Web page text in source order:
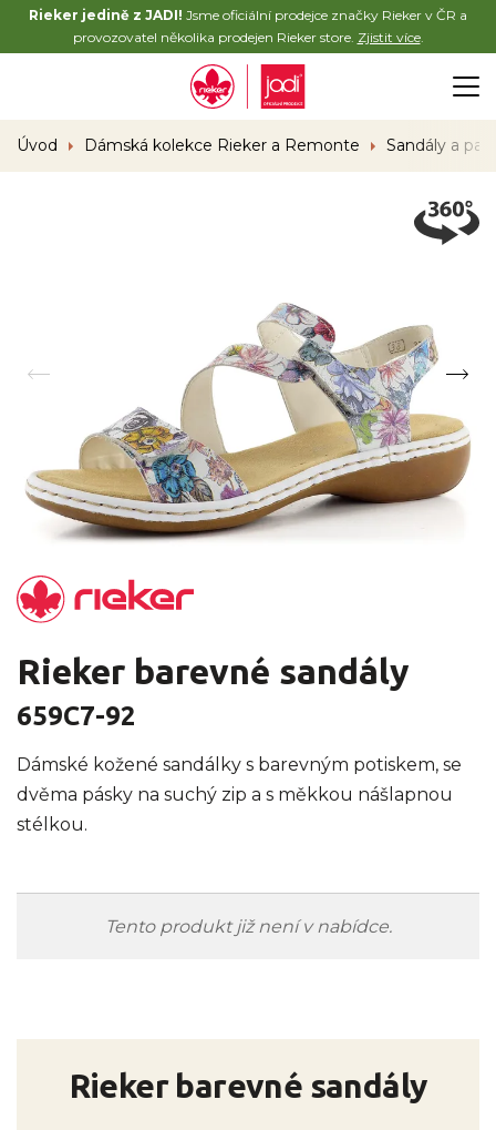
Rieker jedině z JADI! Jsme oficiální prodejce značky Rieker v ČR a
provozovatel několika prodejen Rieker store. Zjistit více.
Úvod Dámská kolekce Rieker a Remonte Sandály a
Rieker barevné sandály
659C7-92
Dámské kožené sandálky s barevným potiskem, se
dvěma pásky na suchý zip a s měkkou nášlapnou
stélkou.
Tento produkt již není v nabídce.
Rieker barevné sandály